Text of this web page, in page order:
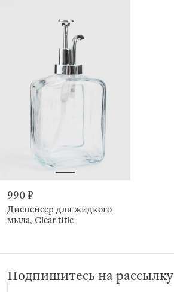
990 ₽
Диспенсер для жидкого
мыла, Clear title
Подпишитесь на рассылку